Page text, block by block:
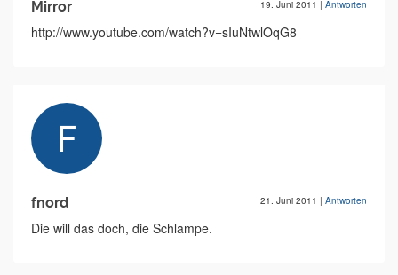
Mirror 19. Juni 2011 | Antworten
http://www.youtube.com/watch?v=sIuNtwlOqG8
fnord 21. Juni 2011 | Antworten
Die will das doch, die Schlampe.